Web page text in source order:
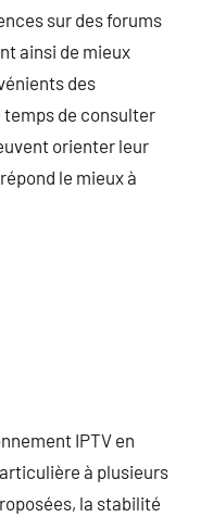
sur des forums
ainsi de mieux
des
de consulter
orienter leur
le mieux à
IPTV en
à plusieurs
la stabilité